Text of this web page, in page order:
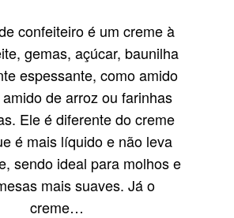
confeiteiro é um creme à
gemas, açúcar, baunilha
espessante, como amido
de arroz ou farinhas
Ele é diferente do creme
é mais líquido e não leva
sendo ideal para molhos e
mais suaves. Já o
creme…